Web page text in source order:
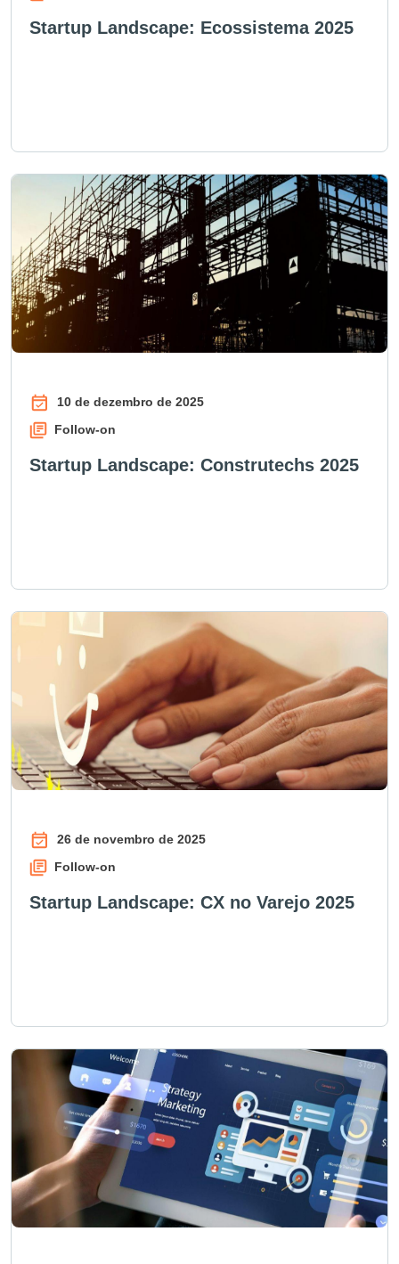
Startup Landscape: Ecossistema 2025
10 de dezembro de 2025
Follow-on
Startup Landscape: Construtechs 2025
26 de novembro de 2025
Follow-on
Startup Landscape: CX no Varejo 2025